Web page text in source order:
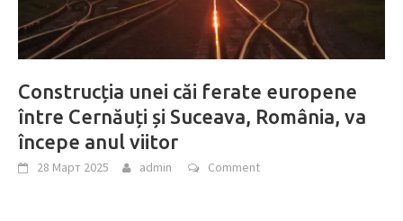
Construcția unei căi ferate europene
între Cernăuți și Suceava, România, va
începe anul viitor
28 Март 2025 admin Comment